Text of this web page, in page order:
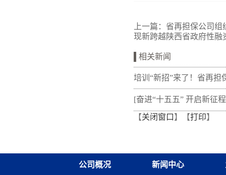
上一篇： 省再担保公司组
现新跨越陕西省政府性融
相关新闻
培训“新招”来了！省再担
新"以审代训"， 让政策学
从"听"变"练"
[奋进“十五五” 开启新征
融资担保体系这样做](十
【关闭窗口 】【打印】
公司概况 新闻中心